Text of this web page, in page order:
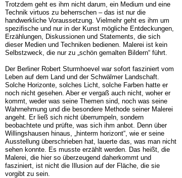
Trotzdem geht es ihm nicht darum, ein Medium und eine
Technik virtuos zu beherrschen – das ist nur die
handwerkliche Voraussetzung. Vielmehr geht es ihm um
spezifische und nur in der Kunst mögliche Entdeckungen,
Erzählungen, Diskussionen und Statements, die sich
dieser Medien und Techniken bedienen. Malerei ist kein
Selbstzweck, die nur zu „schön gemalten Bildern“ führt.
Der Berliner Robert Sturmhoevel war sofort fasziniert vom
Leben auf dem Land und der Schwälmer Landschaft.
Solche Horizonte, solches Licht, solche Farben hatte er
noch nicht gesehen. Aber er vergaß auch nicht, woher er
kommt, weder was seine Themen sind, noch was seine
Wahrnehmung und die besondere Methode seiner Malerei
angeht. Er ließ sich nicht überrumpeln, sondern
beobachtete und prüfte, was sich ihm anbot. Denn über
Willingshausen hinaus, „hinterm horizont“, wie er seine
Ausstellung überschrieben hat, lauerte das, was man nicht
sehen konnte. Es musste erzählt werden. Das heißt, die
Malerei, die hier so überzeugend daherkommt und
fasziniert, ist nicht die Illusion auf der Fläche, die sie
vorgibt zu sein.